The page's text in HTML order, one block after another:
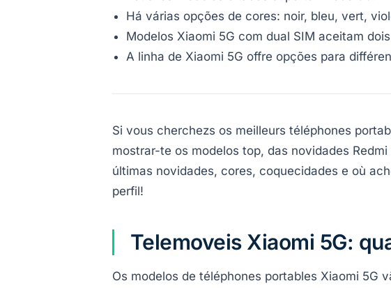
Há várias opções de cores: noir, bleu, vert,
Modelos Xiaomi 5G com dual SIM aceitam
A linha de Xiaomi 5G offre opções para
Si vous cherchezs os meilleurs téléphones
mostrar-te os modelos top, das novidades
últimas novidades, cores, coquecidades e où
perfil!
Telemoveis Xiaomi 5G:
Os modelos de téléphones portables Xiaomi 5G